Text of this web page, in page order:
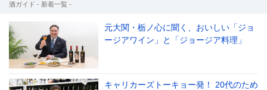
酒ガイド - 新着一覧 -
元大関・栃ノ心に聞く、おいしい「ジョ
ージアワイン」と「ジョージア料理」
キャリカーズトーキョー発！ 20代のため